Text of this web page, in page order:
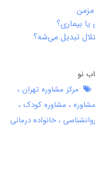
بیماری؟
تبدیل می‌شه؟
نو
مرکز مشاوره تهران
مشاوره کودک
خانواده درمانی